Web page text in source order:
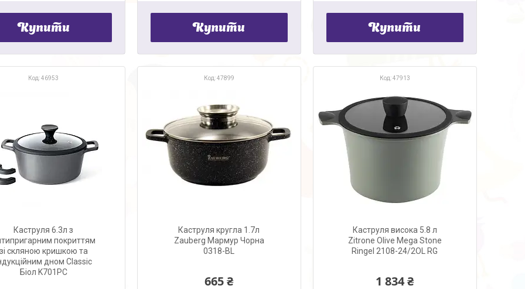
Купити Купити Купити
46953
Каструля 6.3л з
покриттям
скляною кришкою та
дном Classic
Біол K701PC
47899
Каструля кругла 1.7л
Zauberg Мармур Чорна
0318-BL
665 ₴
47913
Каструля висока 5.8 л
Zitrone Olive Mega Stone
Ringel 2108-24/2OL RG
1 834 ₴